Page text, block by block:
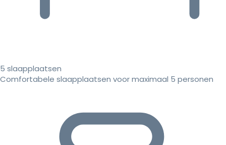
5 slaapplaatsen
Comfortabele slaapplaatsen voor maximaal 5 personen